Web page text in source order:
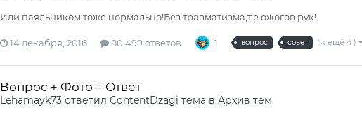
Или паяльником,тоже нормально!Без травматизма,т.е ожогов рук!
14 декабря, 2016 80,499 ответов 1 вопрос совет (и ещё 4 )
Вопрос + Фото = Ответ
Lehamayk73ответил ContentDzagi тема в Архив тем